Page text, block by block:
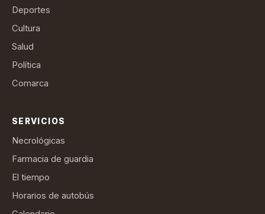
Deportes
Cultura
Salud
Política
Comarca
SERVICIOS
Necrológicas
Farmacia de guardia
El tiempo
Horarios de autobús